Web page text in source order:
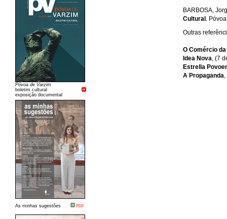
Póvoa de Varzim
boletim cultural
exposição documental
As minhas sugestões PDF
BARBOSA,
Cultural .
Outras
O Comércio
Idea Nova, (7
Estrella
A Propaganda